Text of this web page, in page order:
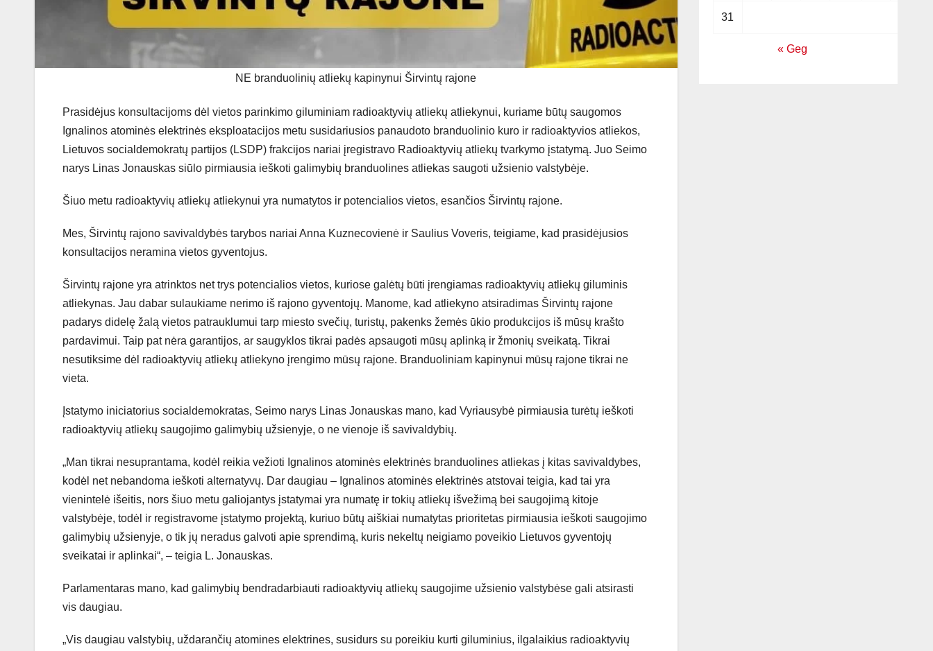
NE branduolinių atliekų kapinynui Širvintų rajone
Prasidėjus konsultacijoms dėl vietos parinkimo giluminiam radioaktyvių atliekų atliekynui, kuriame būtų saugomos
Ignalinos atominės elektrinės eksploatacijos metu susidariusios panaudoto branduolinio kuro ir radioaktyvios atliekos,
Lietuvos socialdemokratų partijos (LSDP) frakcijos nariai įregistravo Radioaktyvių atliekų tvarkymo įstatymą. Juo Seimo
narys Linas Jonauskas siūlo pirmiausia ieškoti galimybių branduolines atliekas saugoti užsienio valstybėje.
Šiuo metu radioaktyvių atliekų atliekynui yra numatytos ir potencialios vietos, esančios Širvintų rajone.
Mes, Širvintų rajono savivaldybės tarybos nariai Anna Kuznecovienė ir Saulius Voveris, teigiame, kad prasidėjusios
konsultacijos neramina vietos gyventojus.
Širvintų rajone yra atrinktos net trys potencialios vietos, kuriose galėtų būti įrengiamas radioaktyvių atliekų giluminis
atliekynas. Jau dabar sulaukiame nerimo iš rajono gyventojų. Manome, kad atliekyno atsiradimas Širvintų rajone
padarys didelę žalą vietos patrauklumui tarp miesto svečių, turistų, pakenks žemės ūkio produkcijos iš mūsų krašto
pardavimui. Taip pat nėra garantijos, ar saugyklos tikrai padės apsaugoti mūsų aplinką ir žmonių sveikatą. Tikrai
nesutiksime dėl radioaktyvių atliekų atliekyno įrengimo mūsų rajone. Branduoliniam kapinynui mūsų rajone tikrai ne
vieta.
Įstatymo iniciatorius socialdemokratas, Seimo narys Linas Jonauskas mano, kad Vyriausybė pirmiausia turėtų ieškoti
radioaktyvių atliekų saugojimo galimybių užsienyje, o ne vienoje iš savivaldybių.
„Man tikrai nesuprantama, kodėl reikia vežioti Ignalinos atominės elektrinės branduolines atliekas į kitas savivaldybes,
kodėl net nebandoma ieškoti alternatyvų. Dar daugiau – Ignalinos atominės elektrinės atstovai teigia, kad tai yra
vienintelė išeitis, nors šiuo metu galiojantys įstatymai yra numatę ir tokių atliekų išvežimą bei saugojimą kitoje
valstybėje, todėl ir registravome įstatymo projektą, kuriuo būtų aiškiai numatytas prioritetas pirmiausia ieškoti saugojimo
galimybių užsienyje, o tik jų neradus galvoti apie sprendimą, kuris nekeltų neigiamo poveikio Lietuvos gyventojų
sveikatai ir aplinkai“, – teigia L. Jonauskas.
Parlamentaras mano, kad galimybių bendradarbiauti radioaktyvių atliekų saugojime užsienio valstybėse gali atsirasti
vis daugiau.
„Vis daugiau valstybių, uždarančių atomines elektrines, susidurs su poreikiu kurti giluminius, ilgalaikius radioaktyvių
31
« Geg